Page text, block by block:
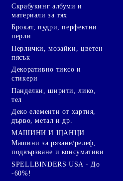
Скрабукинг албуми и
материали за тях
Брокат, пудри, перфектни
перли
Перлички, мозайки, цветен
пясък
Декоративно тиксо и
стикери
Панделки, ширити, лико,
тел
Деко елементи от хартия,
дърво, метал и др.
МАШИНИ И ЩАНЦИ
Машини за рязане/релеф,
подвързване и консумативи
SPELLBINDERS USA - До
-60%!